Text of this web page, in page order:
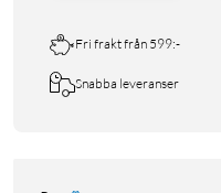
Fri frakt från 599:-
Snabba leveranser